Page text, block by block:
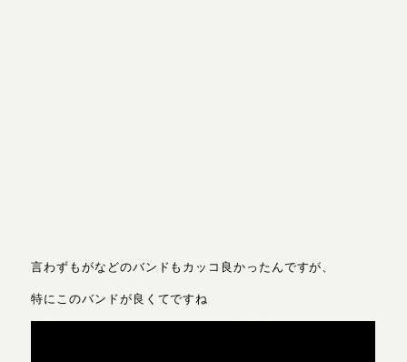
言わずもがなどのバンドもカッコ良かったんですが、
特にこのバンドが良くてですね